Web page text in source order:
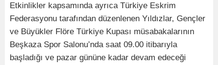
Etkinlikler kapsamında ayrıca Türkiye Eskrim
Federasyonu tarafından düzenlenen Yıldızlar, Gençler
ve Büyükler Flöre Türkiye Kupası müsabakalarının
Beşkaza Spor Salonu’nda saat 09.00 itibarıyla
başladığı ve pazar gününe kadar devam edeceği